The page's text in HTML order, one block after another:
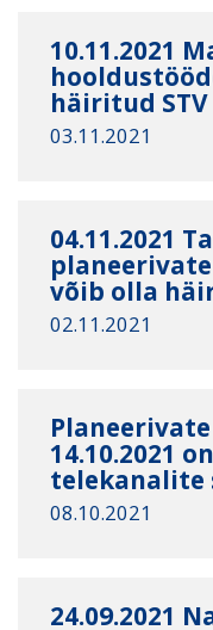
10.11.2021
häiritud
03.11.2021
04.11.2021
võib olla
02.11.2021
14.10.2021
telekanalite
08.10.2021
24.09.2021